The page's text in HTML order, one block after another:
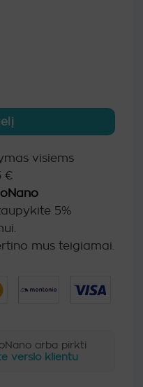
rinkinys, 4 vnt. (balti
visiems
€
5%
mus teigiamai.
arba pirkti
verslo klientu